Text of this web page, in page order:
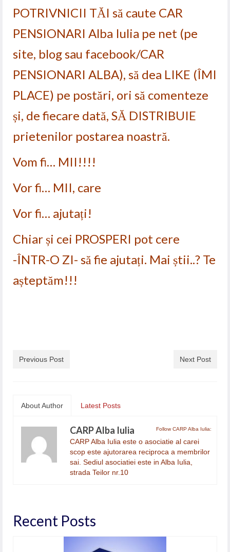
POTRIVNICII TĂI să caute CAR
PENSIONARI Alba Iulia pe net (pe
site, blog sau facebook/CAR
PENSIONARI ALBA), să dea LIKE (ÎMI
PLACE) pe postări, ori să comenteze
și, de fiecare dată, SĂ DISTRIBUIE
prietenilor postarea noastră.
Vom fi… MII!!!!
Vor fi… MII, care
Vor fi… ajutați!
Chiar și cei PROSPERI pot cere
-ÎNTR-O ZI- să fie ajutați. Mai știi..? Te
așteptăm!!!
Previous Post Next Post
About Author Latest Posts
Follow CARP Alba Iulia:
CARP Alba Iulia
CARP Alba Iulia este o asociatie al carei
scop este ajutorarea reciproca a membrilor
sai. Sediul asociatiei este in Alba Iulia,
strada Teilor nr.10
Recent Posts